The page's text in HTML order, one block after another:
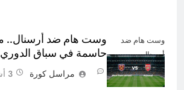
وست هام ضد
أرسنال
وست هام ضد أرسنال..
حاسمة في سباق الدوري
مراسل كورة
3 أشهر ago